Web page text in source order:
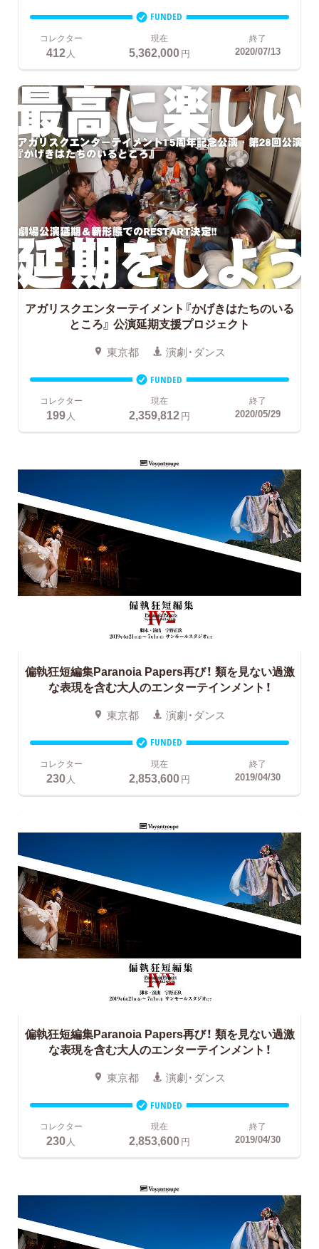
FUNDED
コレクター
412 人
現在
5,362,000円
終了
2020/07/13
アガリスクエンターテイメント『かげきはたちのいる
ところ』 公演延期支援プロジェクト
東京都 演劇・ダンス
FUNDED
コレクター
199人
現在
2,359,812円
終了
2020/05/29
偏執狂短編集Paranoia Papers再び！ 類を見ない過激
な表現を含む大人のエンターテインメント！
東京都 演劇・ダンス
FUNDED
コレクター
230 人
現在
2,853,600円
終了
2019/04/30
偏執狂短編集Paranoia Papers再び！ 類を見ない過激
な表現を含む大人のエンターテインメント！
東京都 演劇・ダンス
FUNDED
コレクター
230人
現在
2,853,600円
終了
2019/04/30